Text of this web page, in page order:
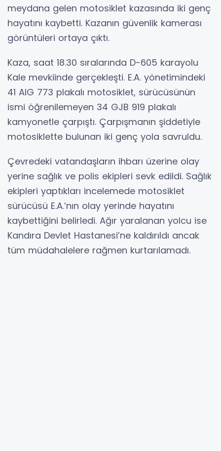
meydana gelen motosiklet kazasında iki genç
hayatını kaybetti. Kazanın güvenlik kamerası
görüntüleri ortaya çıktı.
Kaza, saat 18.30 sıralarında D-605 karayolu
Kale mevkiinde gerçekleşti. E.A. yönetimindeki
41 AIG 773 plakalı motosiklet, sürücüsünün
ismi öğrenilemeyen 34 GJB 919 plakalı
kamyonetle çarpıştı. Çarpışmanın şiddetiyle
motosiklette bulunan iki genç yola savruldu.
Çevredeki vatandaşların ihbarı üzerine olay
yerine sağlık ve polis ekipleri sevk edildi. Sağlık
ekipleri yaptıkları incelemede motosiklet
sürücüsü E.A.’nın olay yerinde hayatını
kaybettiğini belirledi. Ağır yaralanan yolcu ise
Kandıra Devlet Hastanesi’ne kaldırıldı ancak
tüm müdahalelere rağmen kurtarılamadı.